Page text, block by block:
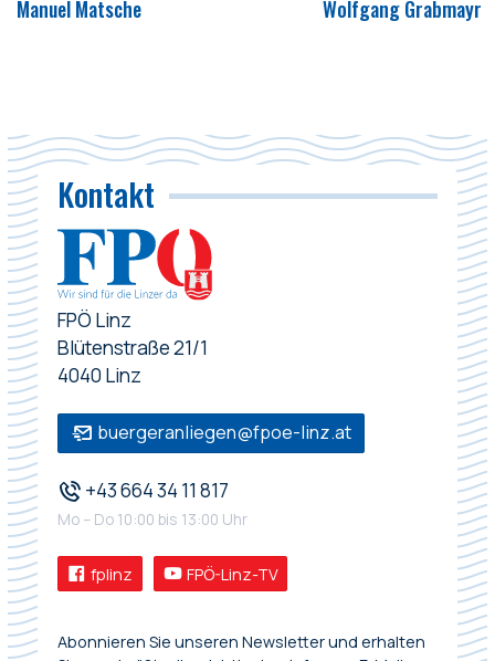
Manuel Matsche Wolfgang Grabmayr
Kontakt
FPÖ Linz
Blütenstraße 21/1
4040 Linz
buergeranliegen@fpoe-linz.at
+43 664 34 11 817
Mo – Do 10:00 bis 13:00 Uhr
fplinz FPÖ-Linz-TV
Abonnieren Sie unseren Newsletter und erhalten